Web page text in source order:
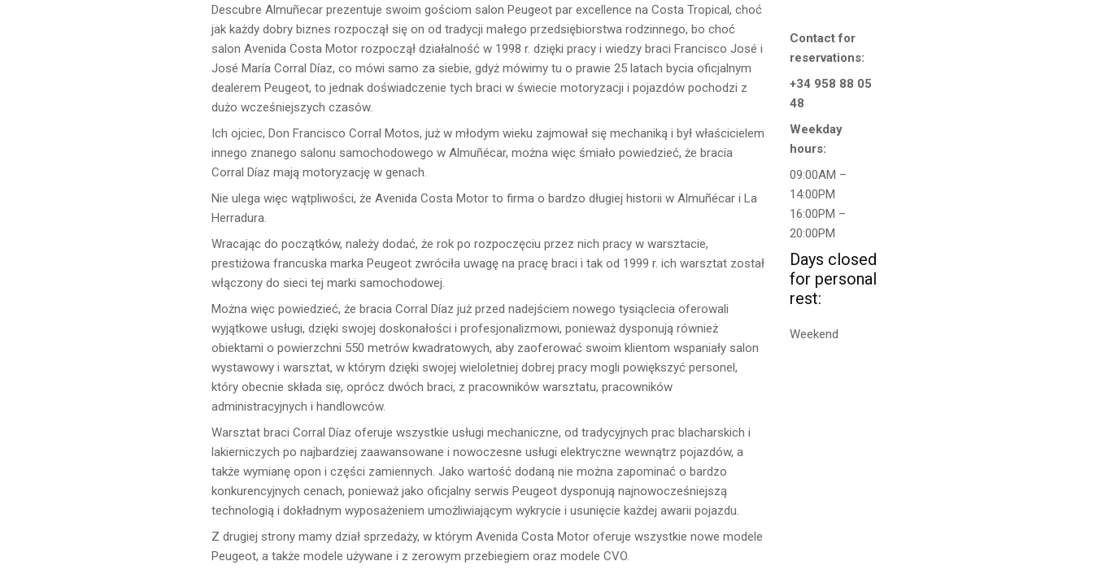
Descubre Almuñecar prezentuje swoim gościom salon Peugeot par excellence na Costa Tropical, choć
jak każdy dobry biznes rozpoczął się on od tradycji małego przedsiębiorstwa rodzinnego, bo choć
salon Avenida Costa Motor rozpoczął działalność w 1998 r. dzięki pracy i wiedzy braci Francisco José i
José María Corral Díaz, co mówi samo za siebie, gdyż mówimy tu o prawie 25 latach bycia oficjalnym
dealerem Peugeot, to jednak doświadczenie tych braci w świecie motoryzacji i pojazdów pochodzi z
dużo wcześniejszych czasów.
Ich ojciec, Don Francisco Corral Motos, już w młodym wieku zajmował się mechaniką i był właścicielem
innego znanego salonu samochodowego w Almuñécar, można więc śmiało powiedzieć, że bracia
Corral Díaz mają motoryzację w genach.
Nie ulega więc wątpliwości, że Avenida Costa Motor to firma o bardzo długiej historii w Almuñécar i La
Herradura.
Wracając do początków, należy dodać, że rok po rozpoczęciu przez nich pracy w warsztacie,
prestiżowa francuska marka Peugeot zwróciła uwagę na pracę braci i tak od 1999 r. ich warsztat został
włączony do sieci tej marki samochodowej.
Można więc powiedzieć, że bracia Corral Díaz już przed nadejściem nowego tysiąclecia oferowali
wyjątkowe usługi, dzięki swojej doskonałości i profesjonalizmowi, ponieważ dysponują również
obiektami o powierzchni 550 metrów kwadratowych, aby zaoferować swoim klientom wspaniały salon
wystawowy i warsztat, w którym dzięki swojej wieloletniej dobrej pracy mogli powiększyć personel,
który obecnie składa się, oprócz dwóch braci, z pracowników warsztatu, pracowników
administracyjnych i handlowców.
Warsztat braci Corral Díaz oferuje wszystkie usługi mechaniczne, od tradycyjnych prac blacharskich i
lakierniczych po najbardziej zaawansowane i nowoczesne usługi elektryczne wewnątrz pojazdów, a
także wymianę opon i części zamiennych. Jako wartość dodaną nie można zapominać o bardzo
konkurencyjnych cenach, ponieważ jako oficjalny serwis Peugeot dysponują najnowocześniejszą
technologią i dokładnym wyposażeniem umożliwiającym wykrycie i usunięcie każdej awarii pojazdu.
Z drugiej strony mamy dział sprzedaży, w którym Avenida Costa Motor oferuje wszystkie nowe modele
Peugeot, a także modele używane i z zerowym przebiegiem oraz modele CVO.
Contact for
reservations:
+34 958 88 05
48
Weekday
hours:
09:00AM –
14:00PM
16:00PM –
20:00PM
Days closed
for personal
rest:
Weekend